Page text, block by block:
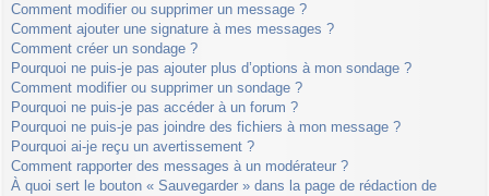
Comment modifier ou supprimer un message ?
Comment ajouter une signature à mes messages ?
Comment créer un sondage ?
Pourquoi ne puis-je pas ajouter plus d’options à mon sondage ?
Comment modifier ou supprimer un sondage ?
Pourquoi ne puis-je pas accéder à un forum ?
Pourquoi ne puis-je pas joindre des fichiers à mon message ?
Pourquoi ai-je reçu un avertissement ?
Comment rapporter des messages à un modérateur ?
À quoi sert le bouton « Sauvegarder » dans la page de rédaction de